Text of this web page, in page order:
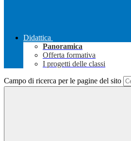
Didattica
Panoramica
Offerta formativa
I progetti delle classi
Campo di ricerca per le pagine del sito